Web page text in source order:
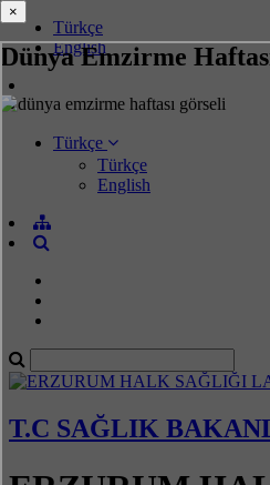
Dünya Emzirme
Türkçe
English
Türkçe
Türkçe
English
T.C SAĞLIK
×